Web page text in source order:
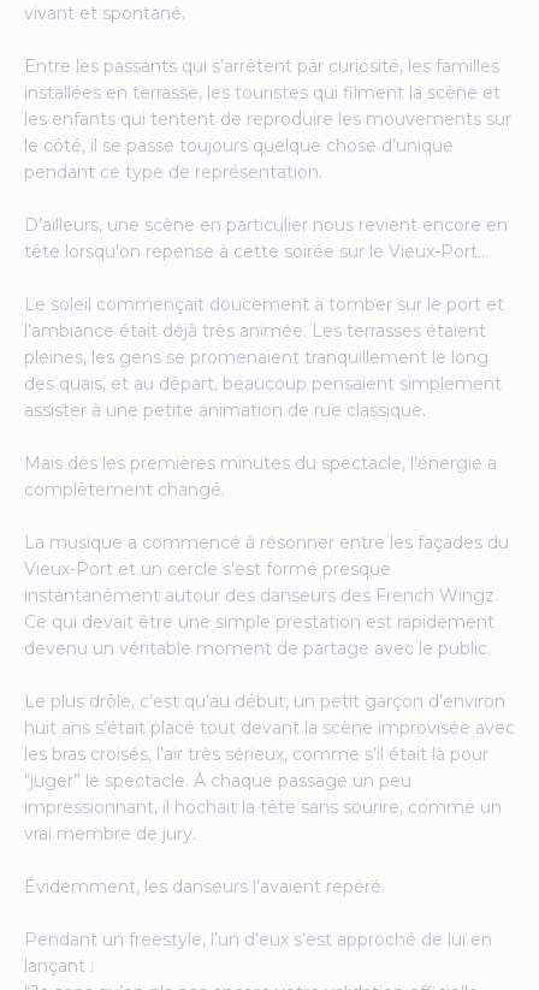
vivant et spontané.
Entre les passants qui s’arrêtent par curiosité, les familles
installées en terrasse, les touristes qui filment la scène et
les enfants qui tentent de reproduire les mouvements sur
le côté, il se passe toujours quelque chose d’unique
pendant ce type de représentation.
D’ailleurs, une scène en particulier nous revient encore en
tête lorsqu’on repense à cette soirée sur le Vieux-Port…
Le soleil commençait doucement à tomber sur le port et
l’ambiance était déjà très animée. Les terrasses étaient
pleines, les gens se promenaient tranquillement le long
des quais, et au départ, beaucoup pensaient simplement
assister à une petite animation de rue classique.
Mais dès les premières minutes du spectacle, l’énergie a
complètement changé.
La musique a commencé à résonner entre les façades du
Vieux-Port et un cercle s’est formé presque
instantanément autour des danseurs des French Wingz.
Ce qui devait être une simple prestation est rapidement
devenu un véritable moment de partage avec le public.
Le plus drôle, c’est qu’au début, un petit garçon d’environ
huit ans s’était placé tout devant la scène improvisée avec
les bras croisés, l’air très sérieux, comme s’il était là pour
“juger” le spectacle. À chaque passage un peu
impressionnant, il hochait la tête sans sourire, comme un
vrai membre de jury.
Évidemment, les danseurs l’avaient repéré.
Pendant un freestyle, l’un d’eux s’est approché de lui en
lançant :